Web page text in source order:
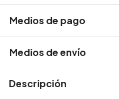
Medios de pago
Medios de envío
Descripción